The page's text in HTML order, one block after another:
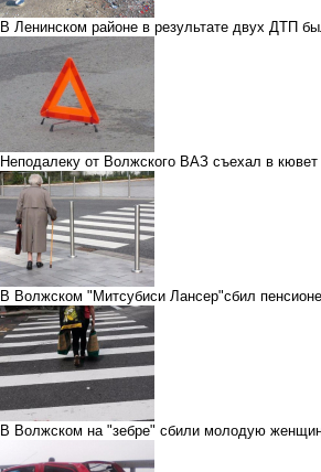
В Ленинском районе в результате двух ДТП
Неподалеку от Волжского ВАЗ съехал в кювет
В Волжском "Митсубиси Лансер"сбил
В Волжском на "зебре" сбили молодую